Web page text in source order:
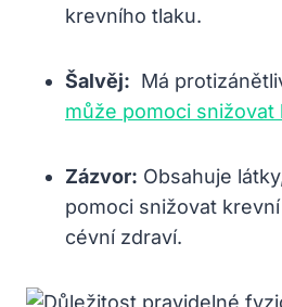
krevního tlaku.
Šalvěj:
Má
může pomoci snižovat
Zázvor: ‍Obsahuje
pomoci⁣ snižovat
cévní zdraví.